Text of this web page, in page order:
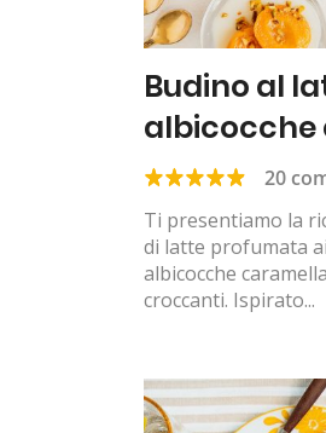
Budino al
albicocche
20
Ti presentiamo la
di latte profumata
albicocche
croccanti. Ispirato...